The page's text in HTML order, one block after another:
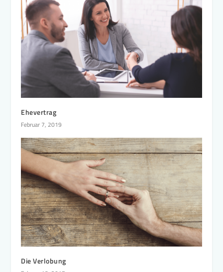
Ehevertrag
Februar 7, 2019
Die Verlobung